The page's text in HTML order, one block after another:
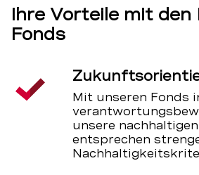
Ihre Vorteile mit den
Fonds
Mit unseren Fonds
unsere
entsprechen